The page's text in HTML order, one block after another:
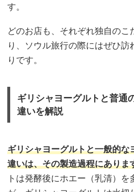
す。
どのお店も、それぞれ独自のこ
り、ソウル旅行の際にはぜひ訪
りです。
ギリシャヨーグルトと普通
違いを解説
ギリシャヨーグルトと一般的な
違いは、その製造過程にありま
トは発酵後にホエー（乳清）を